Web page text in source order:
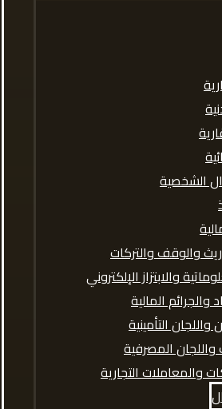
الشخصية
والوقف والتركات
والابتزاز الإلكتروني
المالية
واللجان التأمينية
واللجان المصرفية
والمعاملات التجارية